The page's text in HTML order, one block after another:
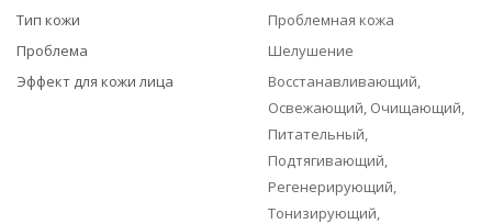
Тип кожи
Проблемная кожа
Проблема
Шелушение
Эффект для кожи лица
Восстанавливающий,
Освежающий, Очищающий,
Питательный,
Подтягивающий,
Регенерирующий,
Тонизирующий,